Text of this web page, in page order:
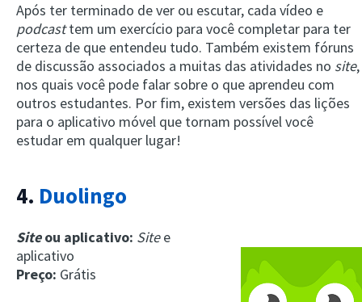
Após ter terminado de ver ou escutar, cada vídeo e
podcasttem um exercício para você completar para ter
certeza de que entendeu tudo. Também existem fóruns
de discussão associados a muitas das atividades no site,
nos quais você pode falar sobre o que aprendeu com
outros estudantes. Por fim, existem versões das lições
para o aplicativo móvel que tornam possível você
estudar em qualquer lugar!
4. Duolingo
Siteou aplicativo: Sitee
aplicativo
Preço: Grátis